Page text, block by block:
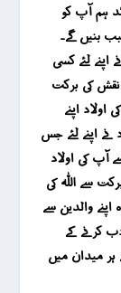
ہم آپ کو
بنیں گے۔
لئے کسی
نقش کی برکت
اپنے
اپنے لئے جس
آپ کی اولاد
سے اللہ کی
والدین سے
کرنے کے
میدان میں